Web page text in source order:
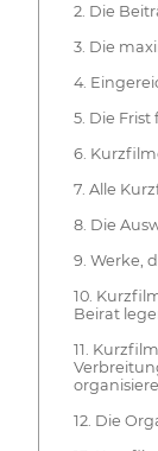
2. Die
3. Die
4.
5. Die
6.
7. Alle
8. Die
9. Werke,
10.
Beirat
11.
12. Die